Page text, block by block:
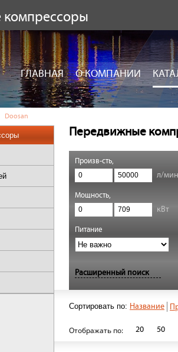
ГЛАВНАЯ О КОМПАНИИ
Doosan
Передвижные
Произв-сть,
л/мин
Мощность,
кВт
Питание
Расширенный поиск
Сортировать по: Название
Отображать по: 20 50